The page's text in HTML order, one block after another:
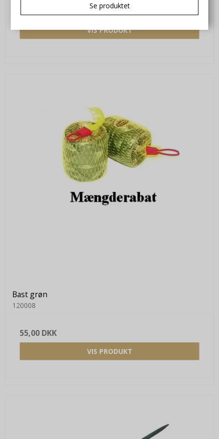
VIS PRODUKT
Bast grøn
120008
55,00 DKK
VIS PRODUKT
Se produktet